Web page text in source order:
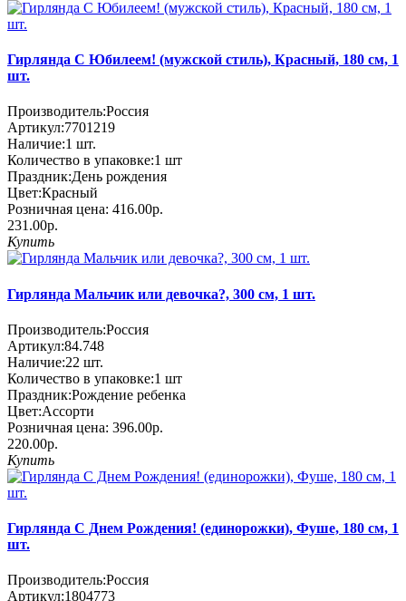
Гирлянда С Юбилеем! (мужской стиль), Красный, 180 см, 1
шт.
Производитель:Россия
Артикул:7701219
Наличие:1 шт.
Количество в упаковке:1 шт
Праздник:День рождения
Цвет:Красный
Розничная цена: 416.00р.
231.00р.
Купить
Гирлянда Мальчик или девочка?, 300 см, 1 шт.
Производитель:Россия
Артикул:84.748
Наличие:22 шт.
Количество в упаковке:1 шт
Праздник:Рождение ребенка
Цвет:Ассорти
Розничная цена: 396.00р.
220.00р.
Купить
Гирлянда С Днем Рождения! (единорожки), Фуше, 180 см, 1
шт.
Производитель:Россия
Артикул:1804773